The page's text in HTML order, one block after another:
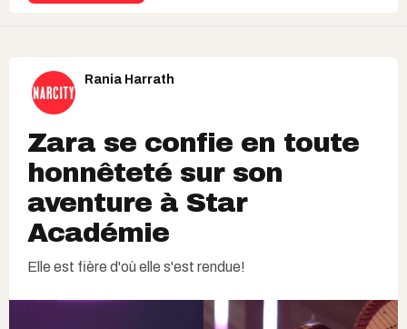
Rania Harrath
Zara se confie en toute
honnêteté sur son
aventure à Star
Académie
Elle est fière d'où elle s'est rendue!